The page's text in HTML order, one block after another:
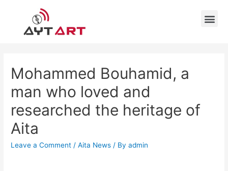
Mohammed Bouhamid, a
man who loved and
researched the heritage of
Aita
Leave a Comment /Aita News / Byadmin